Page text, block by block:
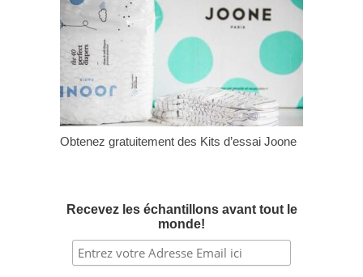
Obtenez gratuitement des Kits d’essai Joone
Recevez les échantillons avant tout le
monde!